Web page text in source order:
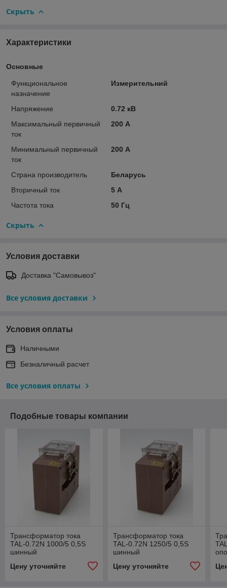
Скрыть
Характеристики
Основные
Функциональное
назначение
Измерительний
Напряжение
0.72 кВ
Максимальный первичный
ток
200 А
Минимальный первичный
ток
200 А
Страна производитель
Беларусь
Вторичный ток
5 А
Частота тока
50 Гц
Скрыть
Условия доставки
Доставка "Самовывоз"
Все условия доставки
Условия оплаты
Наличными
Безналичный расчет
Все условия оплаты
Подобные товары компании
Трансформатор тока
TAL-0.72N 1000/5 0,5S
шинный
Цену уточняйте
Трансформатор тока
TAL-0.72N 1250/5 0,5S
шинный
Цену уточняйте